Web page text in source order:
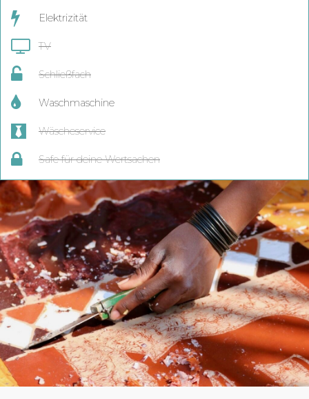
Elektrizität
TV
Schließfach
Waschmaschine
Wäscheservice
Safe für deine Wertsachen